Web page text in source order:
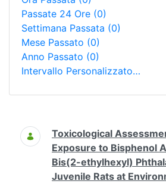
Passate 24 Ore (0)
Settimana Passata (0)
Mese Passato (0)
Anno Passato (0)
Intervallo Personalizzato…
Ricerca
Toxicological
Exposure to Bisphenol
Bis(2-ethylhexyl)
Juvenile Rats at